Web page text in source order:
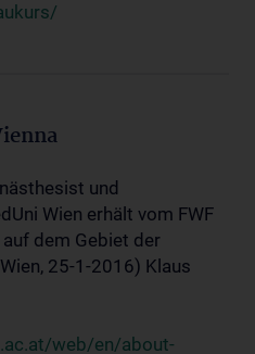
und
Wien erhält vom FWF
dem Gebiet der
25-1-2016) Klaus
web/en/about-